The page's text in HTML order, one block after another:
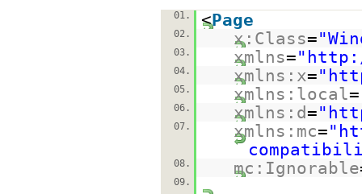
01. <Page
02. x:Class=
03. xmlns="
04. xmlns:x="
05. xmlns:local=
06. xmlns:d="
07. xmlns:mc="
08. mc:Ignorable
09.